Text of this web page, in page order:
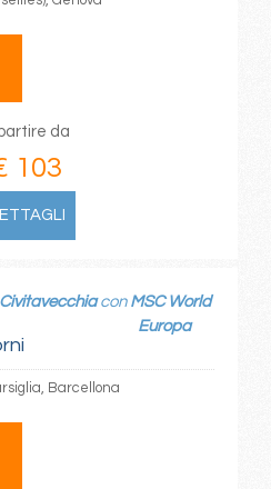
da
103
Civitavecchiacon MSC World
Europa
Barcellona